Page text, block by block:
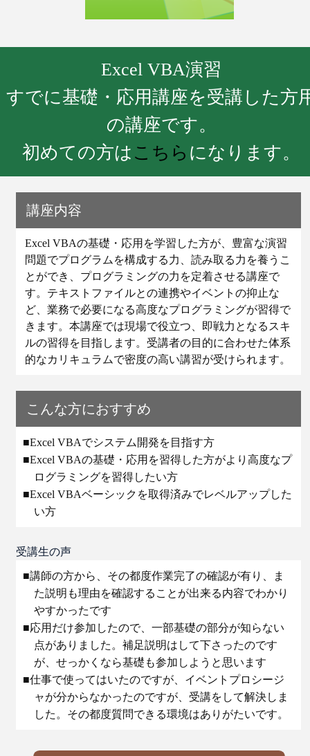
Excel VBA演習
すでに基礎・応用講座を受講した方
の講座です。
初めての方は こちら になります。
講座内容
Excel VBAの基礎・応用を学習した方が、 豊富な演習
問題でプログラムを構成する力、 読み取る力を養うこ
とができ、 プログラミングの力を定着させる講座で
す。 テキストファイルとの連携やイベントの抑止な
ど、 業務で必要になる高度なプログラミングが習得で
きます。 本講座では現場で役立つ、
即戦力となるスキ
ルの習得を目指します。 受講者の目的に合わせた体系
的なカリキュラムで密度の高い講習が受けられます。
こんな方におすすめ
■Excel VBAでシステム開発を目指す方
■Excel VBAの基礎・応用を習得した方がより高度なプ
ログラミングを習得したい方
■Excel VBAベーシックを取得済みでレベルアップした
い方
受講生の声
■講師の方から、その都度作業完了の確認が有り、ま
た説明も理由を確認することが出来る内容でわかり
やすかったです
■応用だけ参加したので、一部基礎の部分が知らない
点がありました。補足説明はして下さったのです
が、せっかくなら基礎も参加しようと思います
■仕事で使ってはいたのですが、イベントプロシージ
ャが分からなかったのですが、受講をして解決しま
した。その都度質問できる環境はありがたいです。